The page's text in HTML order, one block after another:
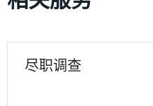
尽职调查